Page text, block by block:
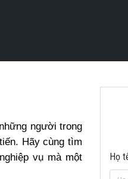
người trong
Hãy cùng tìm
vụ mà một
Họ